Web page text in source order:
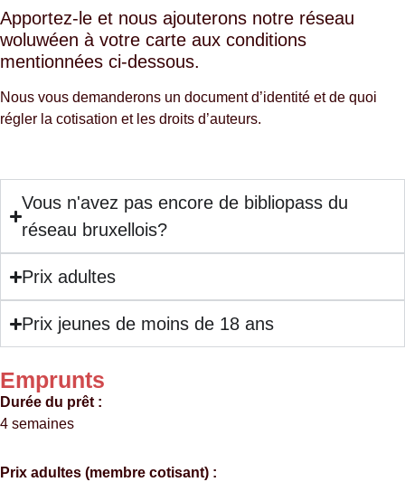
Apportez-le et nous ajouterons notre réseau
woluwéen à votre carte aux conditions
mentionnées ci-dessous.
Nous vous demanderons un document d’identité et de quoi
régler la cotisation et les droits d’auteurs.
Vous n'avez pas encore de bibliopass du
réseau bruxellois?
Prix adultes
Prix jeunes de moins de 18 ans
Emprunts
Durée du prêt :
4 semaines
Prix adultes (membre cotisant) :